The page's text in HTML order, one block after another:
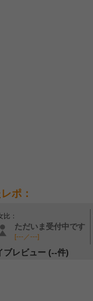
ポ：
比：
ただいま受付中です
[---／---]
ブレビュー (--件)